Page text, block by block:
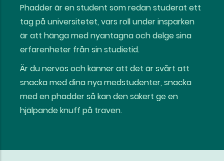
Phadder är en student som redan studerat ett
tag på universitetet, vars roll under insparken
är att hänga med nyantagna och delge sina
erfarenheter från sin studietid.
Är du nervös och känner att det är svårt att
snacka med dina nya medstudenter, snacka
med en phadder så kan den säkert ge en
hjälpande knuff på traven.